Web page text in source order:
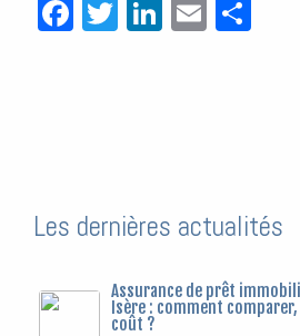
Facebook
TwitterLinkedIn
Email
Les dernières actualités
Assurance de prêt
Isère : comment
coût ?